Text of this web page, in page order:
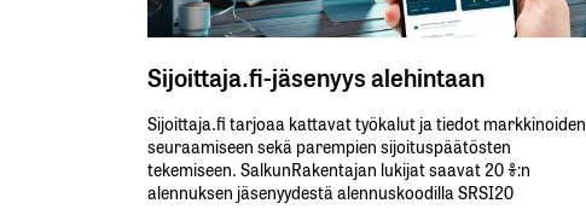
Sijoittaja.fi-jäsenyys alehintaan
Sijoittaja.fi tarjoaa kattavat työkalut ja tiedot markkinoiden
seuraamiseen sekä parempien sijoituspäätösten
tekemiseen. SalkunRakentajan lukijat saavat 20 %:n
alennuksen jäsenyydestä alennuskoodilla SRSI20